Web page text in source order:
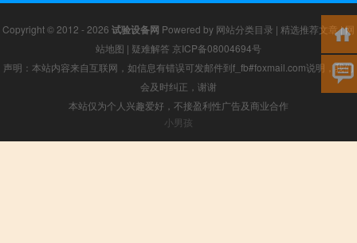
Copyright © 2012 - 2026 试验设备网 Powered by 网站分类目录 | 精选推荐文章|网
站地图 | 疑难解答 京ICP备08004694号
声明：本站内容来自互联网，如信息有错误可发邮件到f_fb#foxmail.com说明，我们
会及时纠正，谢谢
本站仅为个人兴趣爱好，不接盈利性广告及商业合作
小男孩